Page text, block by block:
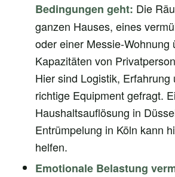
Bedingungen geht: Die
ganzen Hauses, eines
oder einer Messie-Wohnung
Kapazitäten von
Hier sind Logistik, Erfahrung
richtige Equipment gefragt.
Haushaltsauflösung in
Entrümpelung in Köln kann
helfen.
Emotionale Belastung